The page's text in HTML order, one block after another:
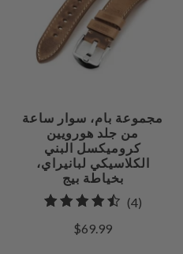
مجموعة بام، سوار ساعة
من جلد هورويين
كروميكسل البني
الكلاسيكي لبانيراي،
بخياطة بيج
(4)4
$69.99